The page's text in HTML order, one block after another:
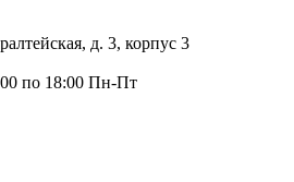
д. 3, корпус 3
по 18:00 Пн-Пт